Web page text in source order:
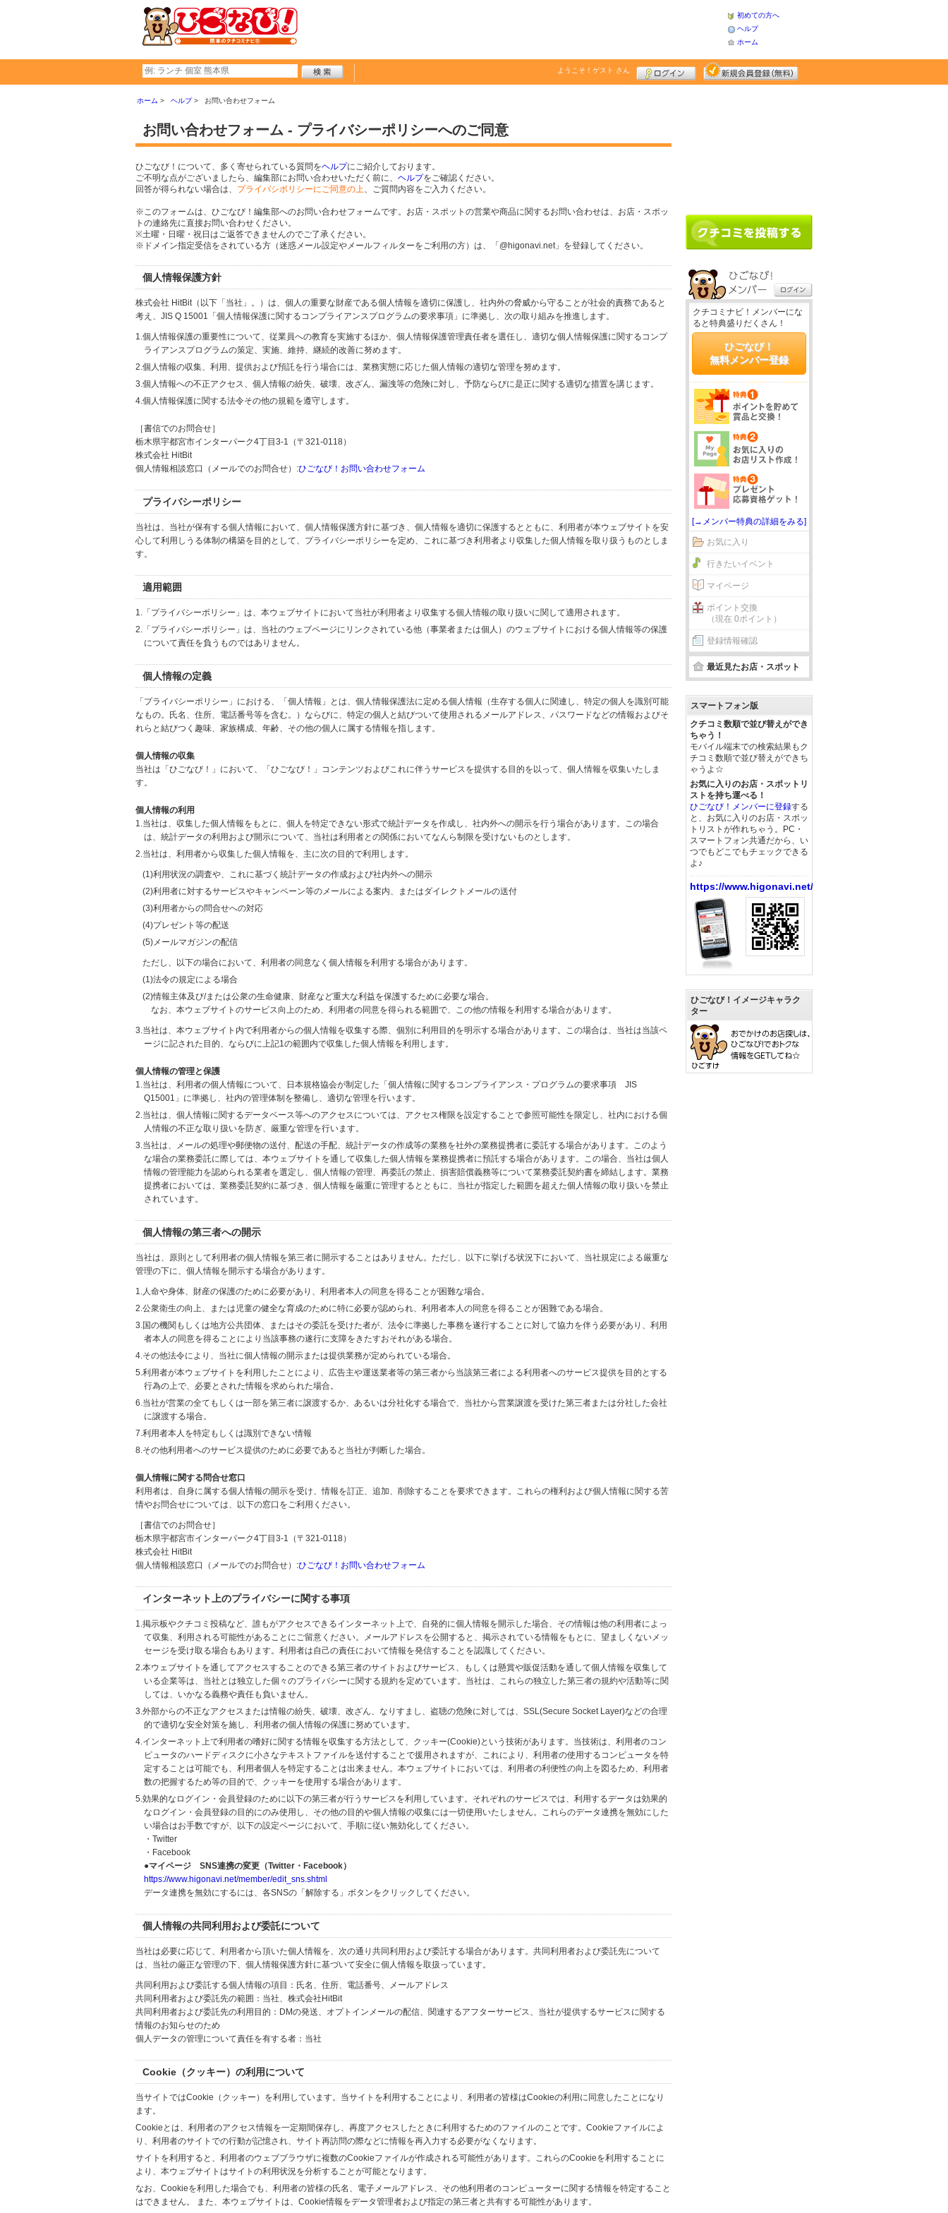
初めての方へ
ヘルプ
ホーム
ようこそ！ ゲスト さん
ホーム ヘルプ お問い合わせフォーム
お問い合わせフォーム - プライバシーポリシーへのご同意
ひごなび！について、多く寄せられている質問をヘルプにご紹介しております。
ご不明な点がございましたら、編集部にお問い合わせいただく前に、 ヘルプをご確認ください。
回答が得られない場合は、 プライバシポリシーにご同意の上、ご質問内容をご入力ください。
※このフォームは、ひごなび！編集部へのお問い合わせフォームです。お店・スポットの営業や商品に関するお問い合わせは、お店・スポッ
トの連絡先に直接お問い合わせください。
※土曜・日曜・祝日はご返答できませんのでご了承ください。
※ドメイン指定受信をされている方（迷惑メール設定やメールフィルターをご利用の方）は、「@higonavi.net」を登録してください。
個人情報保護方針
株式会社 HitBit（以下「当社」。）は、個人の重要な財産である個人情報を適切に保護し、社内外の脅威から守ることが社会的責務であると
考え、JIS Q 15001「個人情報保護に関するコンプライアンスプログラムの要求事項」に準拠し、次の取り組みを推進します。
1.個人情報保護の重要性について、従業員への教育を実施するほか、個人情報保護管理責任者を選任し、適切な個人情報保護に関するコンプ
ライアンスプログラムの策定、実施、維持、継続的改善に努めます。
2.個人情報の収集、利用、提供および預託を行う場合には、業務実態に応じた個人情報の適切な管理を努めます。
3.個人情報への不正アクセス、個人情報の紛失、破壊、改ざん、漏洩等の危険に対し、予防ならびに是正に関する適切な措置を講じます。
4.個人情報保護に関する法令その他の規範を遵守します。
［書信でのお問合せ］
栃木県宇都宮市インターパーク4丁目3-1（〒321-0118）
株式会社 HitBit
個人情報相談窓口（メールでのお問合せ）:ひごなび！お問い合わせフォーム
プライバシーポリシー
当社は、当社が保有する個人情報において、個人情報保護方針に基づき、個人情報を適切に保護するとともに、利用者が本ウェブサイトを安
心して利用しうる体制の構築を目的として、プライバシーポリシーを定め、これに基づき利用者より収集した個人情報を取り扱うものとしま
す。
適用範囲
1.「プライバシーポリシー」は、本ウェブサイトにおいて当社が利用者より収集する個人情報の取り扱いに関して適用されます。
2.「プライバシーポリシー」は、当社のウェブページにリンクされている他（事業者または個人）のウェブサイトにおける個人情報等の保護
について責任を負うものではありません。
個人情報の定義
「プライバシーポリシー」における、「個人情報」とは、個人情報保護法に定める個人情報（生存する個人に関連し、特定の個人を識別可能
なもの。氏名、住所、電話番号等を含む。）ならびに、特定の個人と結びついて使用されるメールアドレス、パスワードなどの情報およびそ
れらと結びつく趣味、家族構成、年齢、その他の個人に属する情報を指します。
個人情報の収集
当社は「ひごなび！」において、「ひごなび！」コンテンツおよびこれに伴うサービスを提供する目的を以って、個人情報を収集いたしま
す。
個人情報の利用
1.当社は、収集した個人情報をもとに、個人を特定できない形式で統計データを作成し、社内外への開示を行う場合があります。この場合
は、統計データの利用および開示について、当社は利用者との関係においてなんら制限を受けないものとします。
2.当社は、利用者から収集した個人情報を、主に次の目的で利用します。
(1)利用状況の調査や、これに基づく統計データの作成および社内外への開示
(2)利用者に対するサービスやキャンペーン等のメールによる案内、またはダイレクトメールの送付
(3)利用者からの問合せへの対応
(4)プレゼント等の配送
(5)メールマガジンの配信
ただし、以下の場合において、利用者の同意なく個人情報を利用する場合があります。
(1)法令の規定による場合
(2)情報主体及び/または公衆の生命健康、財産など重大な利益を保護するために必要な場合。
なお、本ウェブサイトのサービス向上のため、利用者の同意を得られる範囲で、この他の情報を利用する場合があります。
3.当社は、本ウェブサイト内で利用者からの個人情報を収集する際、個別に利用目的を明示する場合があります。この場合は、当社は当該ペ
ージに記された目的、ならびに上記1の範囲内で収集した個人情報を利用します。
個人情報の管理と保護
1.当社は、利用者の個人情報について、日本規格協会が制定した「個人情報に関するコンプライアンス・プログラムの要求事項 JIS
Q15001」に準拠し、社内の管理体制を整備し、適切な管理を行います。
2.当社は、個人情報に関するデータベース等へのアクセスについては、アクセス権限を設定することで参照可能性を限定し、社内における個
人情報の不正な取り扱いを防ぎ、厳重な管理を行います。
3.当社は、メールの処理や郵便物の送付、配送の手配、統計データの作成等の業務を社外の業務提携者に委託する場合があります。このよう
な場合の業務委託に際しては、本ウェブサイトを通して収集した個人情報を業務提携者に預託する場合があります。この場合、当社は個人
情報の管理能力を認められる業者を選定し、個人情報の管理、再委託の禁止、損害賠償義務等について業務委託契約書を締結します。業務
提携者においては、業務委託契約に基づき、個人情報を厳重に管理するとともに、当社が指定した範囲を超えた個人情報の取り扱いを禁止
されています。
個人情報の第三者への開示
当社は、原則として利用者の個人情報を第三者に開示することはありません。ただし、以下に挙げる状況下において、当社規定による厳重な
管理の下に、個人情報を開示する場合があります。
1.人命や身体、財産の保護のために必要があり、利用者本人の同意を得ることが困難な場合。
2.公衆衛生の向上、または児童の健全な育成のために特に必要が認められ、利用者本人の同意を得ることが困難である場合。
3.国の機関もしくは地方公共団体、またはその委託を受けた者が、法令に準拠した事務を遂行することに対して協力を伴う必要があり、利用
者本人の同意を得ることにより当該事務の遂行に支障をきたすおそれがある場合。
4.その他法令により、当社に個人情報の開示または提供業務が定められている場合。
5.利用者が本ウェブサイトを利用したことにより、広告主や運送業者等の第三者から当該第三者による利用者へのサービス提供を目的とする
行為の上で、必要とされた情報を求められた場合。
6.当社が営業の全てもしくは一部を第三者に譲渡するか、あるいは分社化する場合で、当社から営業譲渡を受けた第三者または分社した会社
に譲渡する場合。
7.利用者本人を特定もしくは識別できない情報
8.その他利用者へのサービス提供のために必要であると当社が判断した場合。
個人情報に関する問合せ窓口
利用者は、自身に属する個人情報の開示を受け、情報を訂正、追加、削除することを要求できます。これらの権利および個人情報に関する苦
情やお問合せについては、以下の窓口をご利用ください。
［書信でのお問合せ］
栃木県宇都宮市インターパーク4丁目3-1（〒321-0118）
株式会社 HitBit
個人情報相談窓口（メールでのお問合せ）:ひごなび！お問い合わせフォーム
インターネット上のプライバシーに関する事項
1.掲示板やクチコミ投稿など、誰もがアクセスできるインターネット上で、自発的に個人情報を開示した場合、その情報は他の利用者によっ
て収集、利用される可能性があることにご留意ください。メールアドレスを公開すると、掲示されている情報をもとに、望ましくないメッ
セージを受け取る場合もあります。利用者は自己の責任において情報を発信することを認識してください。
2.本ウェブサイトを通してアクセスすることのできる第三者のサイトおよびサービス、もしくは懸賞や販促活動を通して個人情報を収集して
いる企業等は、当社とは独立した個々のプライバシーに関する規約を定めています。当社は、これらの独立した第三者の規約や活動等に関
しては、いかなる義務や責任も負いません。
3.外部からの不正なアクセスまたは情報の紛失、破壊、改ざん、なりすまし、盗聴の危険に対しては、SSL(Secure Socket Layer)などの合理
的で適切な安全対策を施し、利用者の個人情報の保護に努めています。
4.インターネット上で利用者の嗜好に関する情報を収集する方法として、クッキー(Cookie)という技術があります。当技術は、利用者のコン
ピュータのハードディスクに小さなテキストファイルを送付することで援用されますが、これにより、利用者の使用するコンピュータを特
定することは可能でも、利用者個人を特定することは出来ません。本ウェブサイトにおいては、利用者の利便性の向上を図るため、利用者
数の把握するため等の目的で、クッキーを使用する場合があります。
5.効果的なログイン・会員登録のために以下の第三者が行うサービスを利用しています。それぞれのサービスでは、利用するデータは効果的
なログイン・会員登録の目的にのみ使用し、その他の目的や個人情報の収集には一切使用いたしません。これらのデータ連携を無効にした
い場合はお手数ですが、以下の設定ページにおいて、手順に従い無効化してください。
・Twitter
・Facebook
●マイページ SNS連携の変更（Twitter・Facebook）
https://www.higonavi.net/member/edit_sns.shtml
データ連携を無効にするには、各SNSの「解除する」ボタンをクリックしてください。
個人情報の共同利用および委託について
当社は必要に応じて、利用者から頂いた個人情報を、次の通り共同利用および委託する場合があります。共同利用者および委託先について
は、当社の厳正な管理の下、個人情報保護方針に基づいて安全に個人情報を取扱っています。
共同利用および委託する個人情報の項目：氏名、住所、電話番号、メールアドレス
共同利用者および委託先の範囲：当社、株式会社HitBit
共同利用者および委託先の利用目的：DMの発送、オプトインメールの配信、関連するアフターサービス、当社が提供するサービスに関する
情報のお知らせのため
個人データの管理について責任を有する者：当社
Cookie（クッキー）の利用について
当サイトではCookie（クッキー）を利用しています。当サイトを利用することにより、利用者の皆様はCookieの利用に同意したことになり
ます。
Cookieとは、利用者のアクセス情報を一定期間保存し、再度アクセスしたときに利用するためのファイルのことです。Cookieファイルによ
り、利用者のサイトでの行動が記憶され、サイト再訪問の際などに情報を再入力する必要がなくなります。
サイトを利用すると、利用者のウェブブラウザに複数のCookieファイルが作成される可能性があります。これらのCookieを利用することに
より、本ウェブサイトはサイトの利用状況を分析することが可能となります。
なお、Cookieを利用した場合でも、利用者の皆様の氏名、電子メールアドレス、その他利用者のコンピューターに関する情報を特定すること
はできません。 また、本ウェブサイトは、Cookie情報をデータ管理者および指定の第三者と共有する可能性があります。
クチコミナビ！メンバーにな
ると特典盛りだくさん！
ひごなび！
無料メンバー登録
[→メンバー特典の詳細をみる]
お気に入り
行きたいイベント
マイページ
ポイント交換
（現在 0ポイント）
登録情報確認
最近見たお店・スポット
スマートフォン版
クチコミ数順で並び替えができ
ちゃう！
モバイル端末での検索結果もク
チコミ数順で並び替えができち
ゃうよ☆
お気に入りのお店・スポットリ
ストを持ち運べる！
ひごなび！メンバーに登録する
と、お気に入りのお店・スポッ
トリストが作れちゃう。PC・
スマートフォン共通だから、い
つでもどこでもチェックできる
よ♪
https://www.higonavi.net/
ひごなび！イメージキャラク
ター